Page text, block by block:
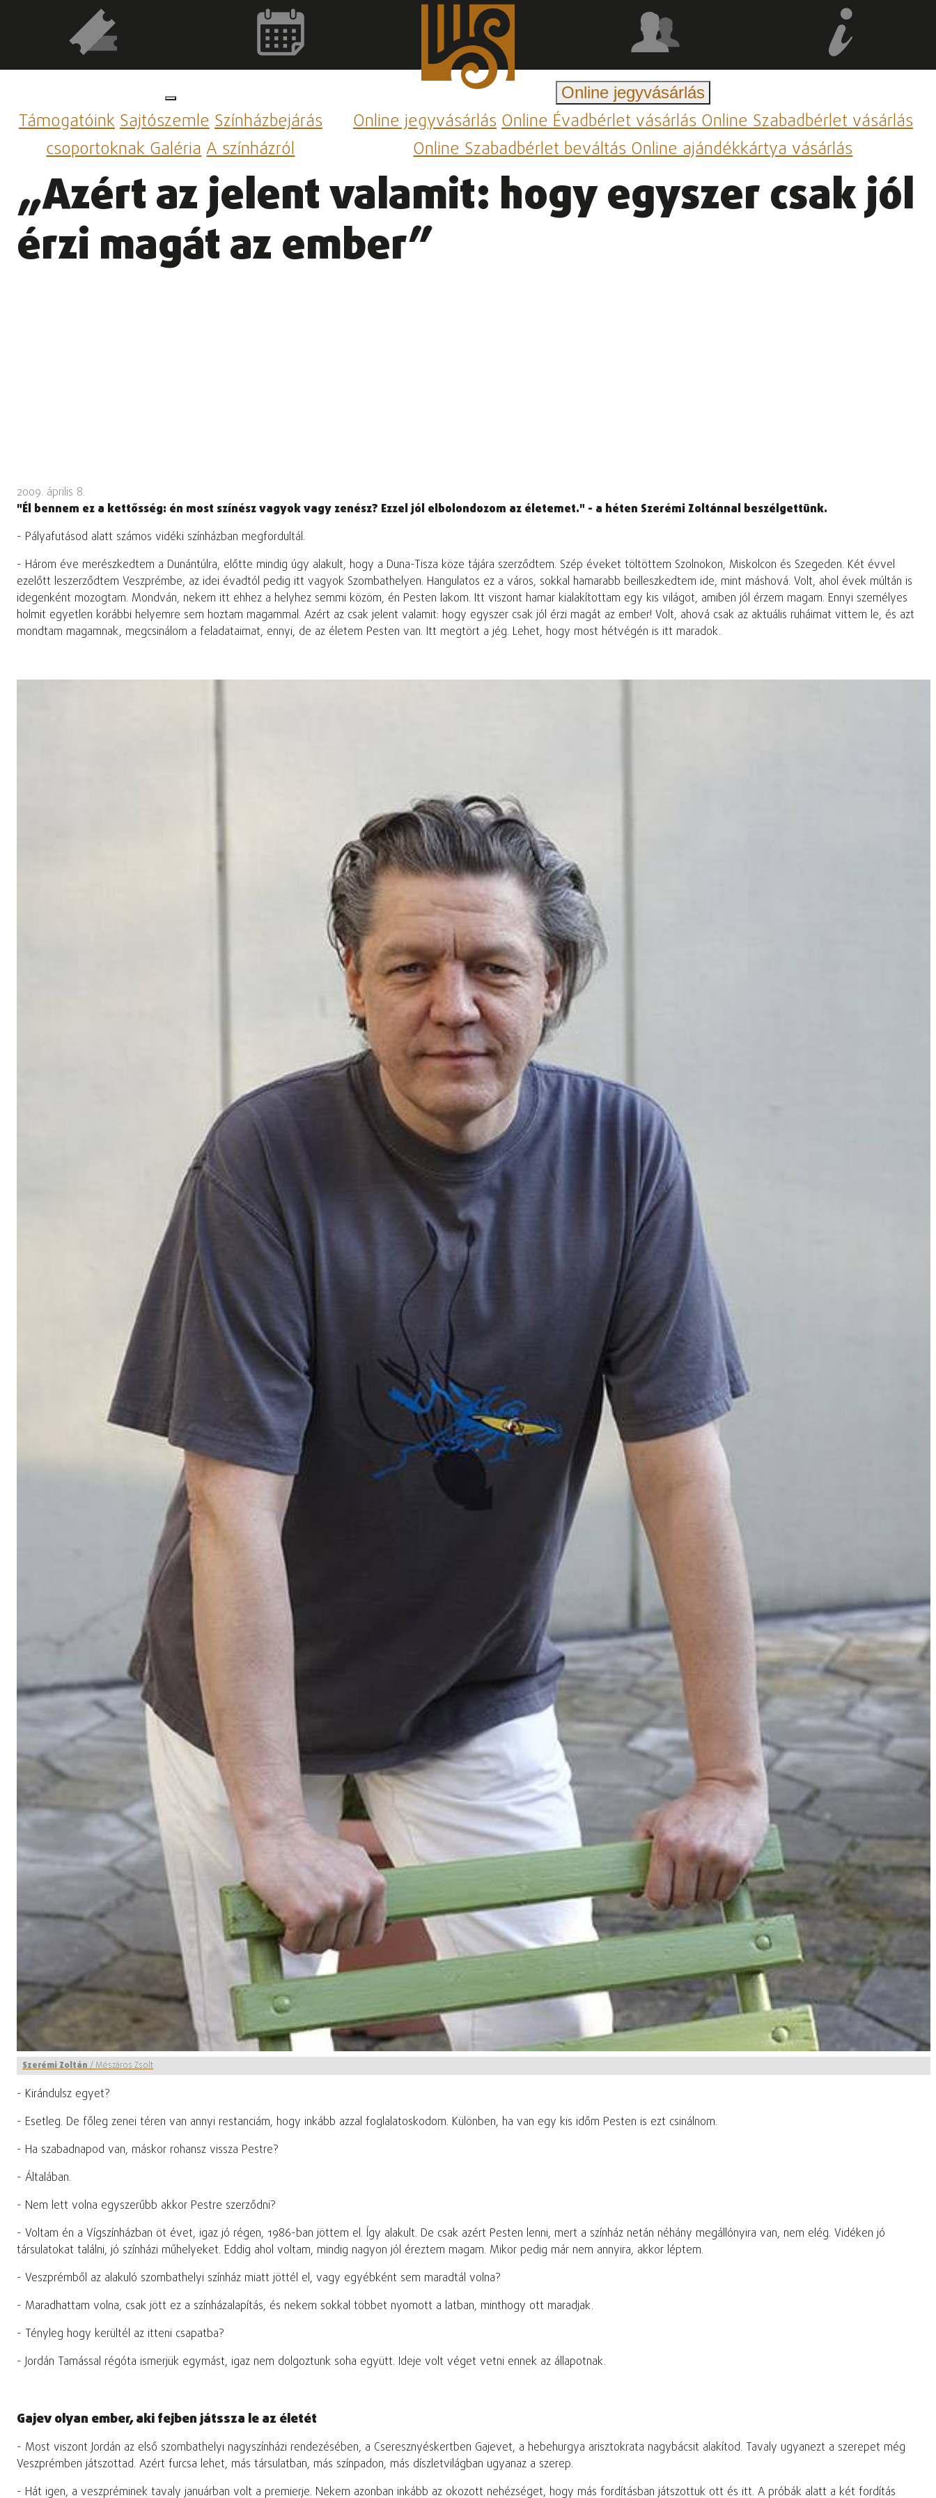
TámogatóinkSajtószemleSzínházbejárás
csoportoknakGalériaA színházról
Online jegyvásárlás
Online jegyvásárlásOnline Évadbérlet vásárlásOnline Szabadbérlet vásárlás
Online Szabadbérlet beváltásOnline ajándékkártya vásárlás
„Azért az jelent valamit: hogy egyszer csak jól
érzi magát az ember”
2009. április 8.
"Él bennem ez a kettősség: én most színész vagyok vagy zenész? Ezzel jól elbolondozom az életemet." - a héten Szerémi Zoltánnal beszélgettünk.
- Pályafutásod alatt számos vidéki színházban megfordultál.
- Három éve merészkedtem a Dunántúlra, előtte mindig úgy alakult, hogy a Duna-Tisza köze tájára szerződtem. Szép éveket töltöttem Szolnokon, Miskolcon és Szegeden. Két évvel
ezelőtt leszerződtem Veszprémbe, az idei évadtól pedig itt vagyok Szombathelyen. Hangulatos ez a város, sokkal hamarabb beilleszkedtem ide, mint máshová. Volt, ahol évek múltán is
idegenként mozogtam. Mondván, nekem itt ehhez a helyhez semmi közöm, én Pesten lakom. Itt viszont hamar kialakítottam egy kis világot, amiben jól érzem magam. Ennyi személyes
holmit egyetlen korábbi helyemre sem hoztam magammal. Azért az csak jelent valamit: hogy egyszer csak jól érzi magát az ember! Volt, ahová csak az aktuális ruháimat vittem le, és azt
mondtam magamnak, megcsinálom a feladataimat, ennyi, de az életem Pesten van. Itt megtört a jég. Lehet, hogy most hétvégén is itt maradok.
Szerémi Zoltán/Mészáros Zsolt
- Kirándulsz egyet?
- Esetleg. De főleg zenei téren van annyi restanciám, hogy inkább azzal foglalatoskodom. Különben, ha van egy kis időm Pesten is ezt csinálnom.
- Ha szabadnapod van, máskor rohansz vissza Pestre?
- Általában.
- Nem lett volna egyszerűbb akkor Pestre szerződni?
- Voltam én a Vígszínházban öt évet, igaz jó régen, 1986-ban jöttem el. Így alakult. De csak azért Pesten lenni, mert a színház netán néhány megállónyira van, nem elég. Vidéken jó
társulatokat találni, jó színházi műhelyeket. Eddig ahol voltam, mindig nagyon jól éreztem magam. Mikor pedig már nem annyira, akkor léptem.
- Veszprémből az alakuló szombathelyi színház miatt jöttél el, vagy egyébként sem maradtál volna?
- Maradhattam volna, csak jött ez a színházalapítás, és nekem sokkal többet nyomott a latban, minthogy ott maradjak.
- Tényleg hogy kerültél az itteni csapatba?
- Jordán Tamással régóta ismerjük egymást, igaz nem dolgoztunk soha együtt. Ideje volt véget vetni ennek az állapotnak.
Gajev olyan ember, aki fejben játssza le az életét
- Most viszont Jordán az első szombathelyi nagyszínházi rendezésében, a Cseresznyéskertben Gajevet, a hebehurgya arisztokrata nagybácsit alakítod. Tavaly ugyanezt a szerepet még
Veszprémben játszottad. Azért furcsa lehet, más társulatban, más színpadon, más díszletvilágban ugyanaz a szerep.
- Hát igen, a veszpréminek tavaly januárban volt a premierje. Nekem azonban inkább az okozott nehézséget, hogy más fordításban játszottuk ott és itt. A próbák alatt a két fordítás